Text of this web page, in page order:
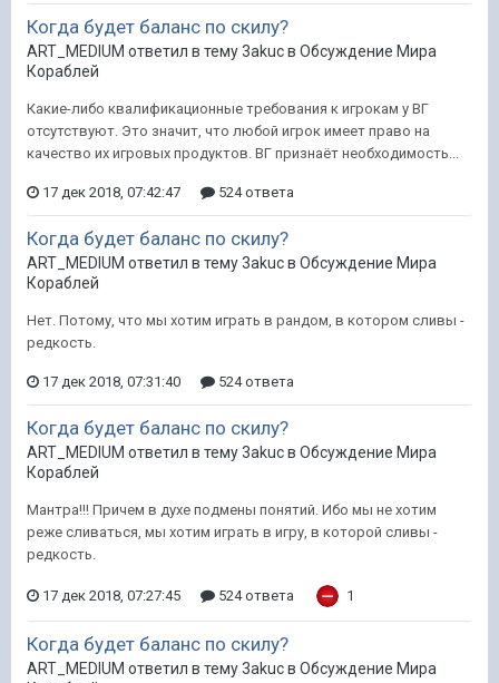
Когда будет баланс по скилу?
ART_MEDIUM ответил в тему 3akuc в Обсуждение Мира
Кораблей
Какие-либо квалификационные требования к игрокам у ВГ
отсутствуют. Это значит, что любой игрок имеет право на
качество их игровых продуктов. ВГ признаёт необходимость...
17 дек 2018, 07:42:47 524 ответа
Когда будет баланс по скилу?
ART_MEDIUM ответил в тему 3akuc в Обсуждение Мира
Кораблей
Нет. Потому, что мы хотим играть в рандом, в котором сливы -
редкость.
17 дек 2018, 07:31:40 524 ответа
Когда будет баланс по скилу?
ART_MEDIUM ответил в тему 3akuc в Обсуждение Мира
Кораблей
Мантра!!! Причем в духе подмены понятий. Ибо мы не хотим
реже сливаться, мы хотим играть в игру, в которой сливы -
редкость.
17 дек 2018, 07:27:45 524 ответа 1
Когда будет баланс по скилу?
ART_MEDIUM ответил в тему 3akuc в Обсуждение Мира